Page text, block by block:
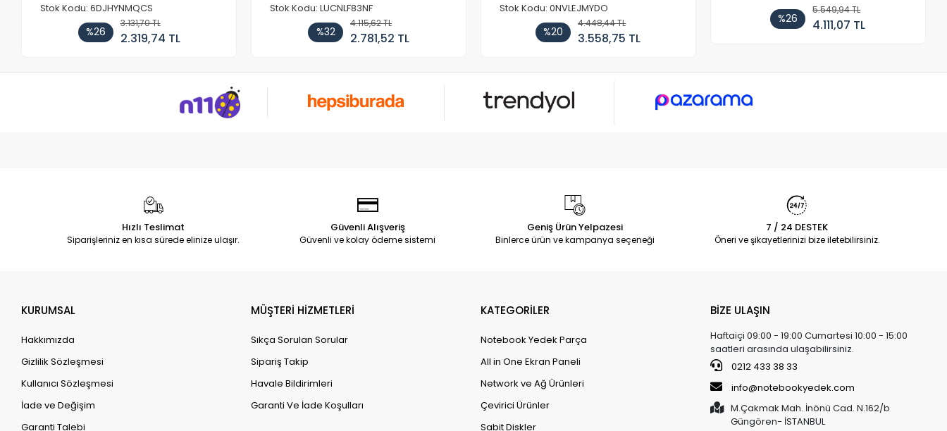
Stok Kodu: 6DJHYNMQCS
%26
3.131,70 TL
2.319,74 TL
Stok Kodu: LUCNLF83NF
%32
4.115,62 TL
2.781,52 TL
Stok Kodu: 0NVLEJMYDO
%20
4.448,44 TL
3.558,75 TL
%26
5.549,94 TL
4.111,07 TL
Hızlı Teslimat
Siparişleriniz en kısa sürede elinize ulaşır.
Güvenli Alışveriş
Güvenli ve kolay ödeme sistemi
Geniş Ürün Yelpazesi
Binlerce ürün ve kampanya seçeneği
7 / 24 DESTEK
Öneri ve şikayetlerinizi bize iletebilirsiniz.
KURUMSAL
Hakkımızda
Gizlilik Sözleşmesi
Kullanıcı Sözleşmesi
İade ve Değişim
Garanti Talebi
MÜŞTERİ HİZMETLERİ
Sıkça Sorulan Sorular
Sipariş Takip
Havale Bildirimleri
Garanti Ve İade Koşulları
KATEGORİLER
Notebook Yedek Parça
All in One Ekran Paneli
Network ve Ağ Ürünleri
Çevirici Ürünler
Sabit Diskler
BİZE ULAŞIN
Haftaiçi 09:00 - 19:00 Cumartesi 10:00 - 15:00
saatleri arasında ulaşabilirsiniz.
0212 433 38 33
info@notebookyedek.com
M.Çakmak Mah. İnönü Cad. N.162/b
Güngören- İSTANBUL